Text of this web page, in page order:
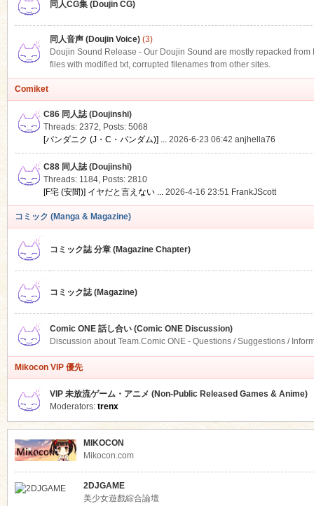
同人CG集 (Doujin CG)
同人音声 (Doujin Voice)(3)
Doujin Sound Release - Our Doujin Sound are mostly repacked
files with modified txt, corrupted filenames from other sites.
Comiket
C86 同人誌 (Doujinshi)
Threads: 2372, Posts: 5068
[パンダニク (J・C・パンダム)] ... 2026-6-23 06:42 anjhella76
C88 同人誌 (Doujinshi)
Threads: 1184, Posts: 2810
[F宅 (安間)] イヤだと言えない ... 2026-4-16 23:51 FrankJScott
コミック (Manga & Magazine)
コミック誌 分章 (Magazine Chapter)
コミック誌 (Magazine)
Comic ONE 話し合い (Comic ONE Discussion)
Discussion about Team.Comic ONE - Questions / Suggestions /
Mikocon VIP 優先
VIP 未放流ゲーム・アニメ (Non-Public Released Games & Anime)
Moderators: trenx
MIKOCON
Mikocon.com
2DJGAME
美少女遊戲綜合論壇